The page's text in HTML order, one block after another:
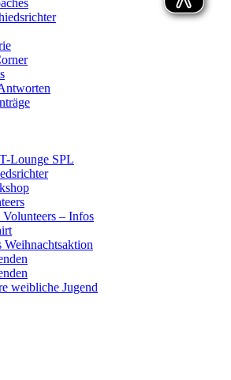
Lounge SPL
– Infos
weibliche Jugend